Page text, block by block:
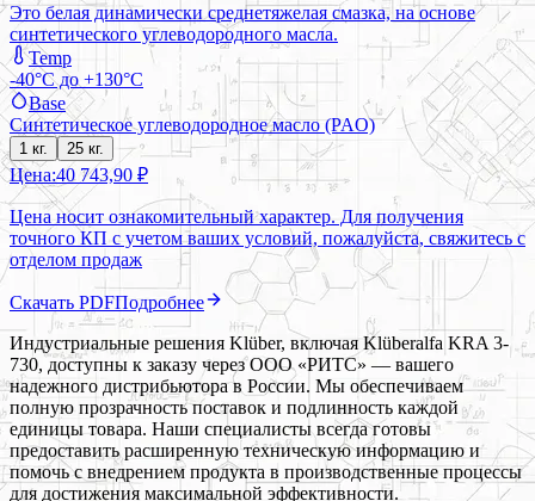
Это белая динамически среднетяжелая смазка, на основе
синтетического углеводородного масла.
Temp
-40°C до +130°C
Base
Синтетическое углеводородное масло (PAO)
1 кг. 25 кг.
Цена:40 743,90 ₽
Цена носит ознакомительный характер. Для получения
точного КП с учетом ваших условий, пожалуйста, свяжитесь с
отделом продаж
Скачать PDFПодробнее
Индустриальные решения Klüber, включая Klüberalfa KRA 3-
730, доступны к заказу через ООО «РИТС» — вашего
надежного дистрибьютора в России. Мы обеспечиваем
полную прозрачность поставок и подлинность каждой
единицы товара. Наши специалисты всегда готовы
предоставить расширенную техническую информацию и
помочь с внедрением продукта в производственные процессы
для достижения максимальной эффективности.